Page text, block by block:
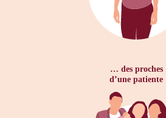
… des proches
d’une patiente